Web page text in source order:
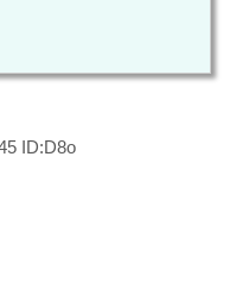
ID:D8o